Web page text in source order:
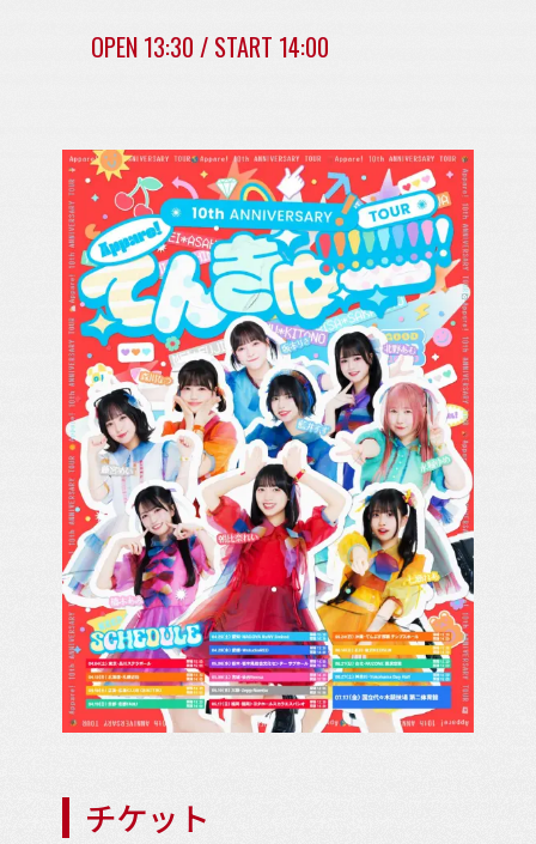
OPEN 13:30 / START 14:00
チケット